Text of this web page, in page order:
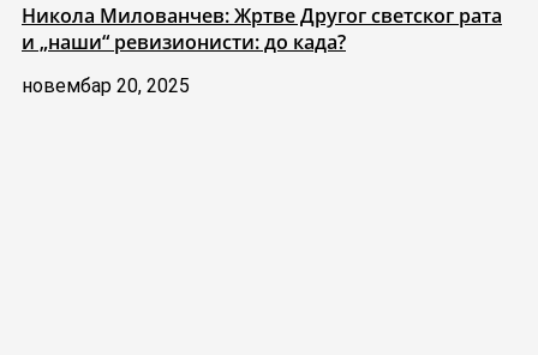
Никола Милованчев: Жртве Другог светског рата
и „наши“ ревизионисти: до када?
новембар 20, 2025